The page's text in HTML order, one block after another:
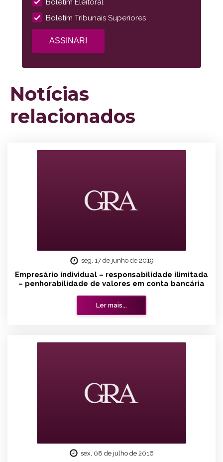
Boletim Eleitoral
Boletim Tribunais Superiores
Notícias
relacionados
seg, 17 de junho de 2019
Empresário individual – responsabilidade ilimitada
– penhorabilidade de valores em conta bancária
Ler mais...
sex, 08 de julho de 2016